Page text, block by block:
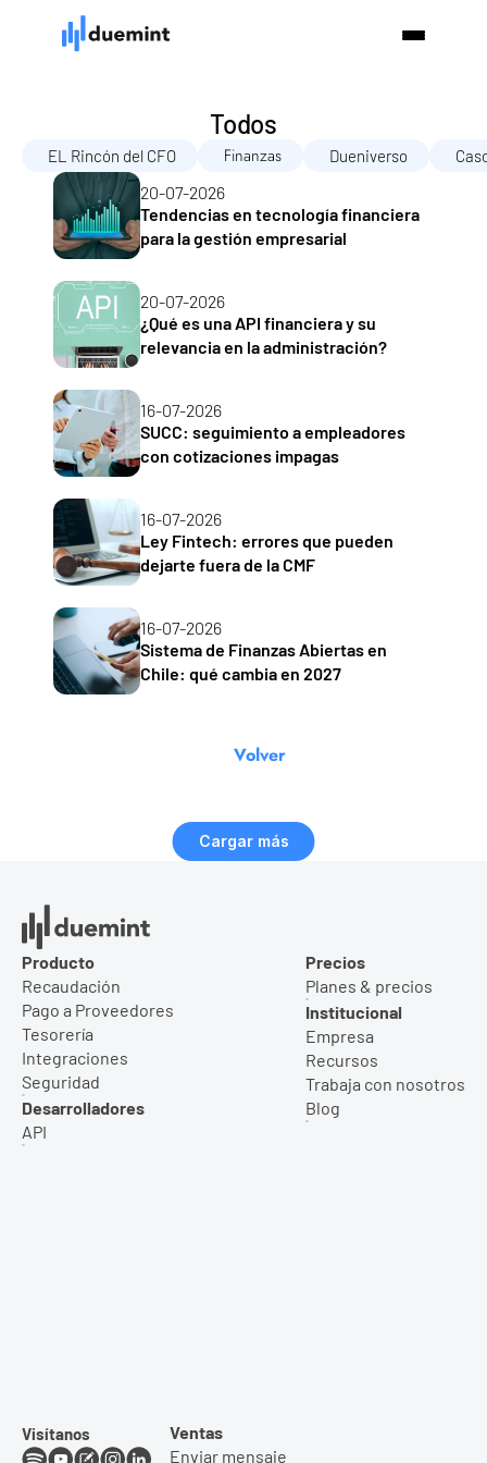
Todos
EL Rincón del CFO Finanzas Dueniverso
20-07-2026
Tendencias en tecnología financiera
para la gestión empresarial
20-07-2026
¿Qué es una API financiera y su
relevancia en la administración?
16-07-2026
SUCC: seguimiento a empleadores
con cotizaciones impagas
16-07-2026
Ley Fintech: errores que pueden
dejarte fuera de la CMF
16-07-2026
Sistema de Finanzas Abiertas en
Chile: qué cambia en 2027
Volver
Cargar más
Producto
Recaudación
Pago a Proveedores
Tesorería
Integraciones
Seguridad
Desarrolladores
API
Precios
Planes & precios
Institucional
Empresa
Recursos
Trabaja con nosotros
Blog
Ventas
Enviar mensaje
Visítanos